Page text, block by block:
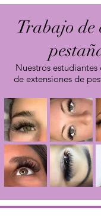
Trabajo de
Nuestros estudiantes
de extensiones de